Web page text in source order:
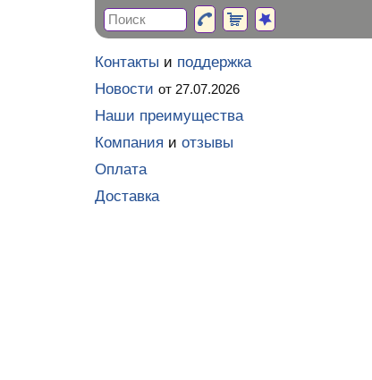
Контакты и поддержка
Новости от 27.07.2026
Наши преимущества
Компания и отзывы
Оплата
Доставка